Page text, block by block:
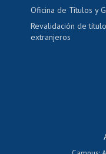
Oficina de Títulos y
Revalidación de
extranjeros